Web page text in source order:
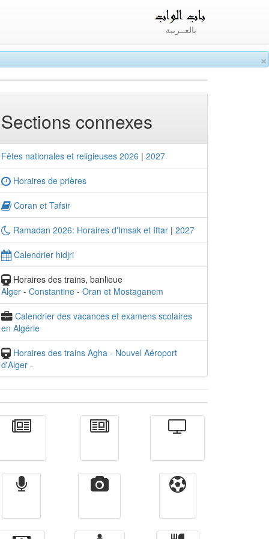
×
بالعــربية
Sections connexes
Fêtes nationales et religieuses 2026 | 2027
Horaires de prières
Coran et Tafsir
Ramadan 2026: Horaires d'Imsak et Iftar | 2027
Calendrier hidjri
Horaires des trains, banlieue
Alger - Constantine - Oran et Mostaganem
Calendrier des vacances et examens scolaires
en Algérie
Horaires des trains Agha - Nouvel Aéroport
d'Alger -